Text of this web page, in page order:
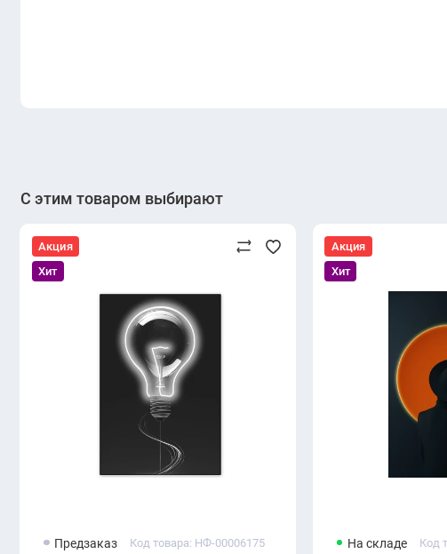
С этим товаром выбирают
Акция
Хит
Предзаказ Код товара: НФ-00006175
Акция
Хит
На складе Код